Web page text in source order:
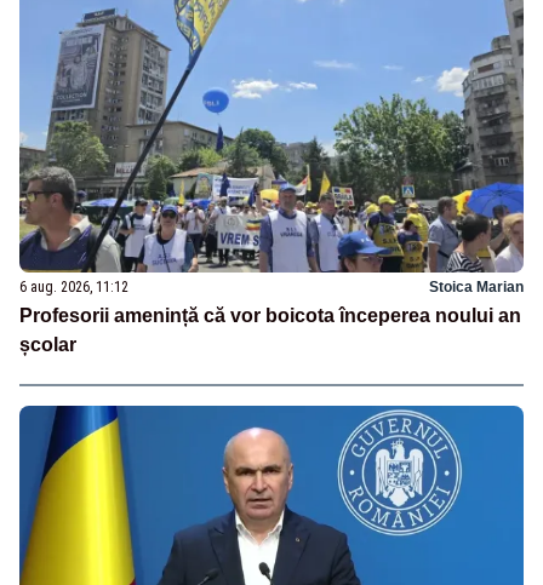
6 aug. 2026, 11:12 Stoica Marian
Profesorii amenință că vor boicota începerea noului an
școlar